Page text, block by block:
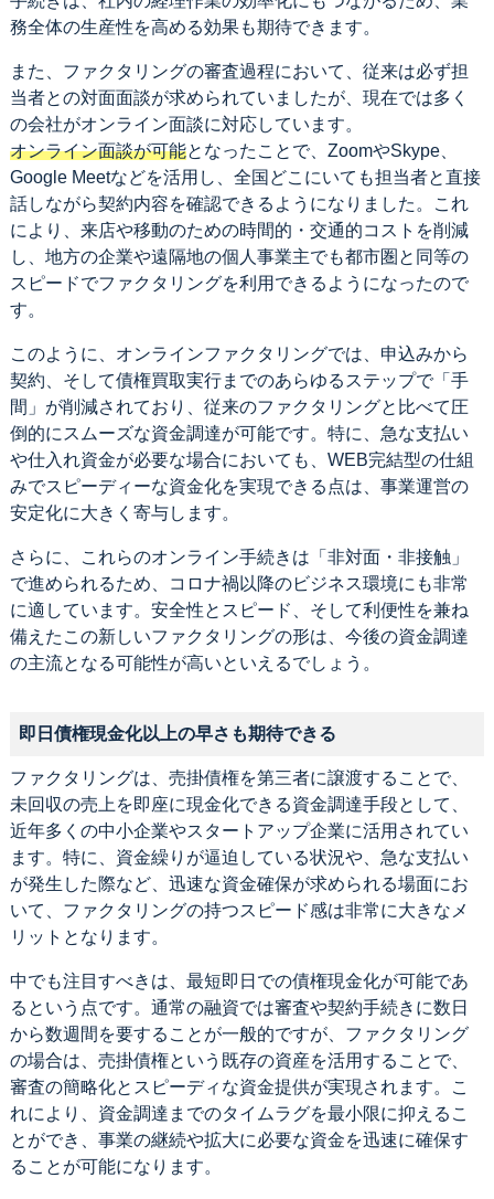
務全体の生産性を高める効果も期待できます。
また、ファクタリングの審査過程において、従来は必ず担
当者との対面面談が求められていましたが、現在では多く
の会社がオンライン面談に対応しています。
オンライン面談が可能となったことで、ZoomやSkype、
Google Meetなどを活用し、全国どこにいても担当者と直接
話しながら契約内容を確認できるようになりました。これ
により、来店や移動のための時間的・交通的コストを削減
し、地方の企業や遠隔地の個人事業主でも都市圏と同等の
スピードでファクタリングを利用できるようになったので
す。
このように、オンラインファクタリングでは、申込みから
契約、そして債権買取実行までのあらゆるステップで「手
間」が削減されており、従来のファクタリングと比べて圧
倒的にスムーズな資金調達が可能です。特に、急な支払い
や仕入れ資金が必要な場合においても、WEB完結型の仕組
みでスピーディーな資金化を実現できる点は、事業運営の
安定化に大きく寄与します。
さらに、これらのオンライン手続きは「非対面・非接触」
で進められるため、コロナ禍以降のビジネス環境にも非常
に適しています。安全性とスピード、そして利便性を兼ね
備えたこの新しいファクタリングの形は、今後の資金調達
の主流となる可能性が高いといえるでしょう。
即日債権現金化以上の早さも期待できる
ファクタリングは、売掛債権を第三者に譲渡することで、
未回収の売上を即座に現金化できる資金調達手段として、
近年多くの中小企業やスタートアップ企業に活用されてい
ます。特に、資金繰りが逼迫している状況や、急な支払い
が発生した際など、迅速な資金確保が求められる場面にお
いて、ファクタリングの持つスピード感は非常に大きなメ
リットとなります。
中でも注目すべきは、最短即日での債権現金化が可能であ
るという点です。通常の融資では審査や契約手続きに数日
から数週間を要することが一般的ですが、ファクタリング
の場合は、売掛債権という既存の資産を活用することで、
審査の簡略化とスピーディな資金提供が実現されます。こ
れにより、資金調達までのタイムラグを最小限に抑えるこ
とができ、事業の継続や拡大に必要な資金を迅速に確保す
ることが可能になります。